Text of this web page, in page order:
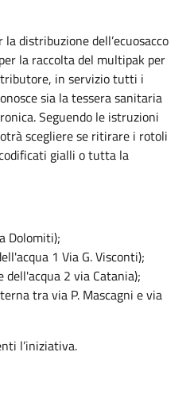
distribuzione dell’ecuosacco
la raccolta del multipak per
in servizio tutti i
sia la tessera sanitaria
Seguendo le istruzioni
scegliere se ritirare i rotoli
gialli o tutta la
Dolomiti);
1 Via G. Visconti);
dell'acqua 2 via Catania);
tra via P. Mascagni e via
l’iniziativa.